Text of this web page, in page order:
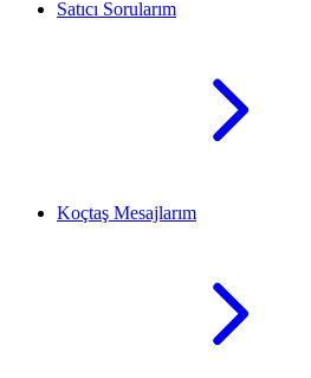
Satıcı Sorularım
Koçtaş Mesajlarım